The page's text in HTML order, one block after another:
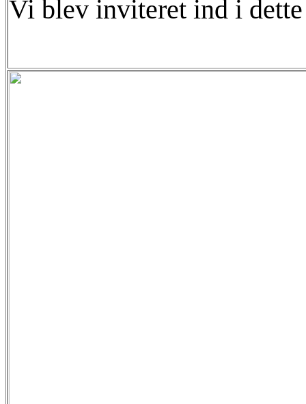
Vi blev inviteret ind i dette